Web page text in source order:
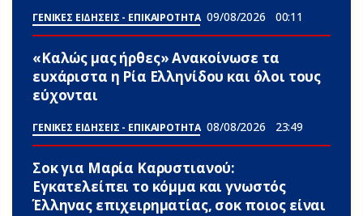
ΓΕΝΙΚΕΣ ΕΙΔΗΣΕΙΣ - ΕΠΙΚΑΙΡΟΤΗΤΑ 09/08/2026 00:11
«Καλώς μας ήρθες» Ανακοίνωσε τα
ευxάριστα η Ρία Ελληνίδου και όλοι τους
εύχονται
ΓΕΝΙΚΕΣ ΕΙΔΗΣΕΙΣ - ΕΠΙΚΑΙΡΟΤΗΤΑ 08/08/2026 23:49
Σoκ για Μαρία Καρυστιανού:
Εγκατελείπει το κόμμα και γνωστός
Έλληνας επιχειρηματίας, σoκ ποιος είναι